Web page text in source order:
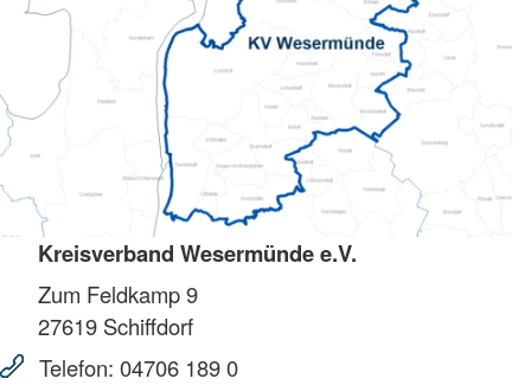
Kreisverband Wesermünde e.V.
Zum Feldkamp 9
27619 Schiffdorf
Telefon: 04706 189 0